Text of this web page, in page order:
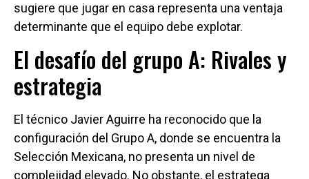
sugiere que jugar en casa representa una ventaja
determinante que el equipo debe explotar.
El desafío del grupo A: Rivales y
estrategia
El técnico Javier Aguirre ha reconocido que la
configuración del Grupo A, donde se encuentra la
Selección Mexicana, no presenta un nivel de
complejidad elevado. No obstante, el estratega